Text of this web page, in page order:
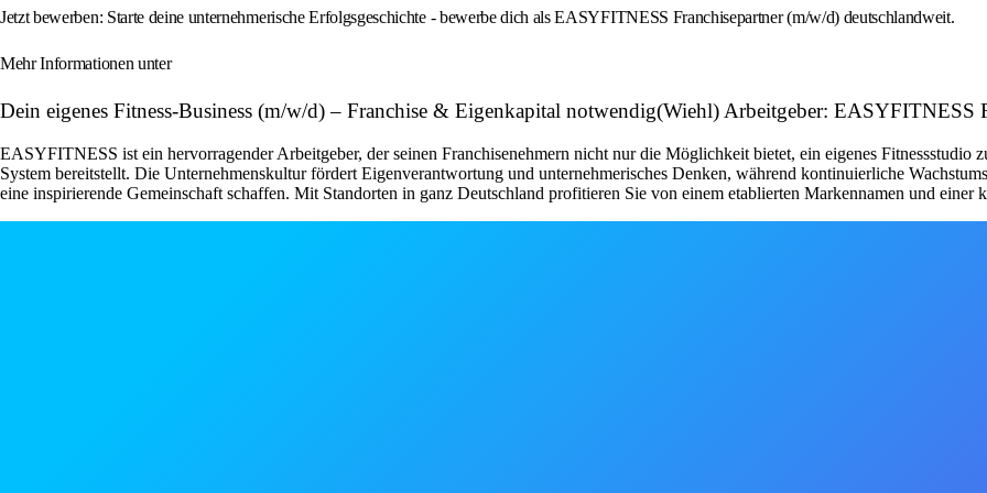
Jetzt bewerben: Starte deine unternehmerische Erfolgsgeschichte - bewerbe dich als EASYFITNESS Franchisepartner (m/w/d) deutschlandweit.
Mehr Informationen unter
Dein eigenes Fitness-Business (m/w/d) – Franchise & Eigenkapital notwendig(Wiehl) Arbeitgeber: EASYFITNESS
EASYFITNESS ist ein hervorragender Arbeitgeber, der seinen Franchisenehmern nicht nur die Möglichkeit bietet, ein eigenes Fitnessstudio
System bereitstellt. Die Unternehmenskultur fördert Eigenverantwortung und unternehmerisches Denken, während kontinuierliche
eine inspirierende Gemeinschaft schaffen. Mit Standorten in ganz Deutschland profitieren Sie von einem etablierten Markennamen und